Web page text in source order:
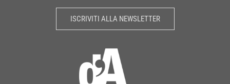
ISCRIVITI ALLA NEWSLETTER